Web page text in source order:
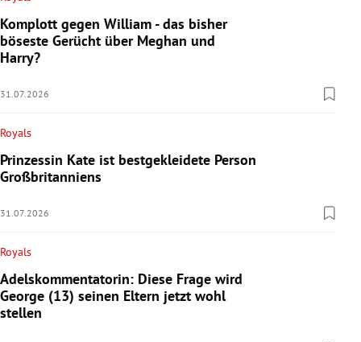
Komplott gegen William - das bisher
böseste Gerücht über Meghan und
Harry?
31.07.2026
Royals
Prinzessin Kate ist bestgekleidete Person
Großbritanniens
31.07.2026
Royals
Adelskommentatorin: Diese Frage wird
George (13) seinen Eltern jetzt wohl
stellen